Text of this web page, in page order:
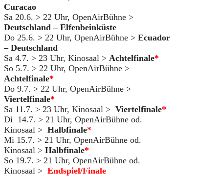
Curacao
Sa 20.6. > 22 Uhr, OpenAirBühne >
Deutschland – Elfenbeinküste
Do 25.6. > 22 Uhr, OpenAirBühne > Ecuador
– Deutschland
Sa 4.7. > 23 Uhr, Kinosaal > Achtelfinale*
So 5.7. > 22 Uhr, OpenAirBühne >
Achtelfinale*
Do 9.7. > 22 Uhr, OpenAirBühne >
Viertelfinale*
Sa 11.7. > 23 Uhr, Kinosaal > Viertelfinale*
Di 14.7. > 21 Uhr, OpenAirBühne od.
Kinosaal > Halbfinale*
Mi 15.7. > 21 Uhr, OpenAirBühne od.
Kinosaal > Halbfinale*
So 19.7. > 21 Uhr, OpenAirBühne od.
Kinosaal > Endspiel/Finale